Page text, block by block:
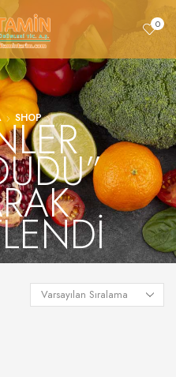
0
SHOP